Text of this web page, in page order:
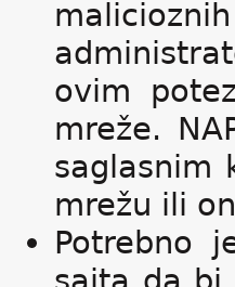
ovim
mreže.
saglasnim
mrežu ili
Potrebno